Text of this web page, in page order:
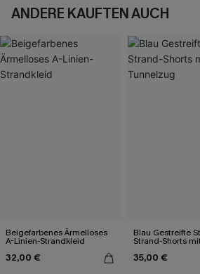
ANDERE KAUFTEN AUCH
Beigefarbenes Ärmelloses
A-Linien-Strandkleid
32,00 €
Blau Gestreifte
Strand-Shorts mit
35,00 €